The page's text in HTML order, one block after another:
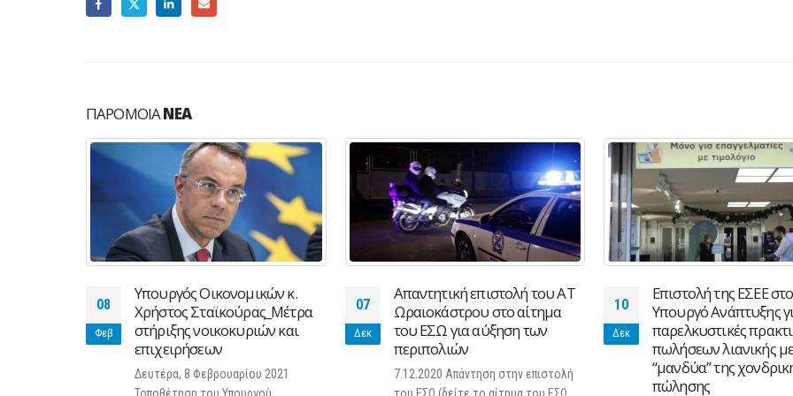
ΠΑΡΌΜΟΙΑΝΈΑ
08
Φεβ
Υπουργός Οικονομικών κ.
Χρήστος Σταϊκούρας_Μέτρα
στήριξης νοικοκυριών και
επιχειρήσεων
Δευτέρα, 8 Φεβρουαρίου 2021
07
Δεκ
Απαντητική επιστολή του ΑΤ
Ωραιοκάστρου στο αίτημα
του ΕΣΩ για αύξηση των
περιπολιών
7.12.2020 Απάντηση στην επιστολή
10
Δεκ
Επιστολή της ΕΣΕΕ
Υπουργό Ανάπτυξης
παρελκυστικές
πωλήσεων λιανικής
“μανδύα” της
πώλησης